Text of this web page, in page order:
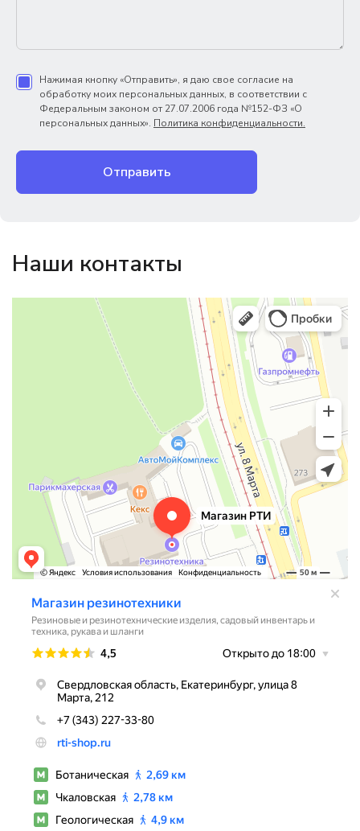
Нажимая кнопку «Отправить», я даю свое согласие на
обработку моих персональных данных, в соответствии с
Федеральным законом от 27.07.2006 года №152-ФЗ «О
персональных данных». Политика конфиденциальности.
Отправить
Наши контакты
Магазин резинотехники
Резиновые и резинотехнические изделия в Екатеринбурге
Садовый инвентарь и техника в Екатеринбурге